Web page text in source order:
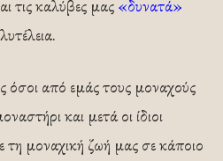
τις καλύβες μας «δυνατά»
όσοι από εμάς τους μοναχούς
και μετά οι ίδιοι
τη μοναχική ζωή μας σε κάποιο